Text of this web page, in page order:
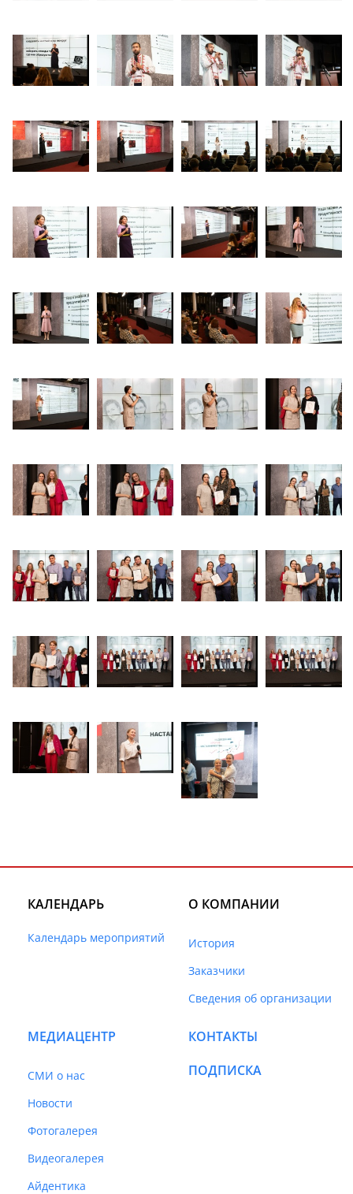
КАЛЕНДАРЬ
Календарь мероприятий
О КОМПАНИИ
История
Заказчики
Сведения об организации
МЕДИАЦЕНТР
СМИ о нас
Новости
Фотогалерея
Видеогалерея
Айдентика
КОНТАКТЫ
ПОДПИСКА